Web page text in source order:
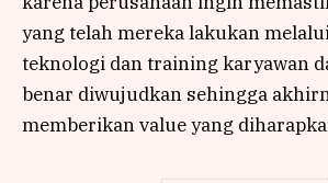
yang telah mereka lakukan
teknologi dan training karyawan
benar diwujudkan sehingga
memberikan value yang